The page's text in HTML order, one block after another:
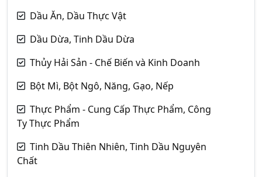
Dầu Ăn, Dầu Thực Vật
Dầu Dừa, Tinh Dầu Dừa
Thủy Hải Sản - Chế Biến và Kinh Doanh
Bột Mì, Bột Ngô, Năng, Gạo, Nếp
Thực Phẩm - Cung Cấp Thực Phẩm, Công
Ty Thực Phẩm
Tinh Dầu Thiên Nhiên, Tinh Dầu Nguyên
Chất